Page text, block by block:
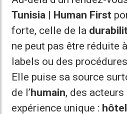
Tunisia | Human First
forte, celle de la
ne peut pas être réduite
labels ou des
Elle puise sa source
de l’humain, des
expérience unique :